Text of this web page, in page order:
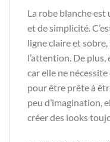
La robe blanche est
et de simplicité.
ligne claire et
l’attention. De plus,
car elle ne
pour être prête à
peu d’imagination,
créer des looks